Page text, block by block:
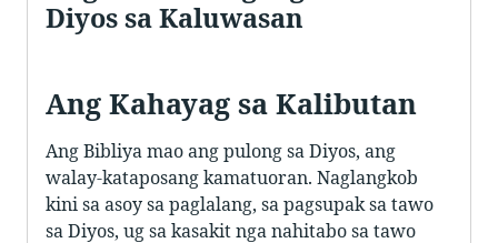
Diyos sa Kaluwasan
Ang Kahayag sa Kalibutan
Ang Bibliya mao ang pulong sa Diyos, ang
walay-kataposang kamatuoran. Naglangkob
kini sa asoy sa paglalang, sa pagsupak sa tawo
sa Diyos, ug sa kasakit nga nahitabo sa tawo